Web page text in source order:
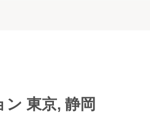
東京, 静岡